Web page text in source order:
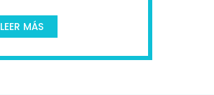
LEER MÁS